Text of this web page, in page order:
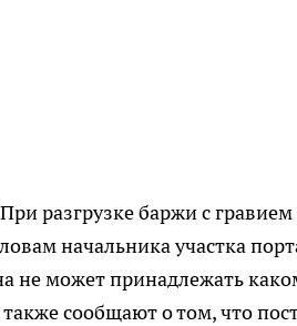
разгрузке баржи с
начальника участка
не может принадлежать
сообщают о том, что